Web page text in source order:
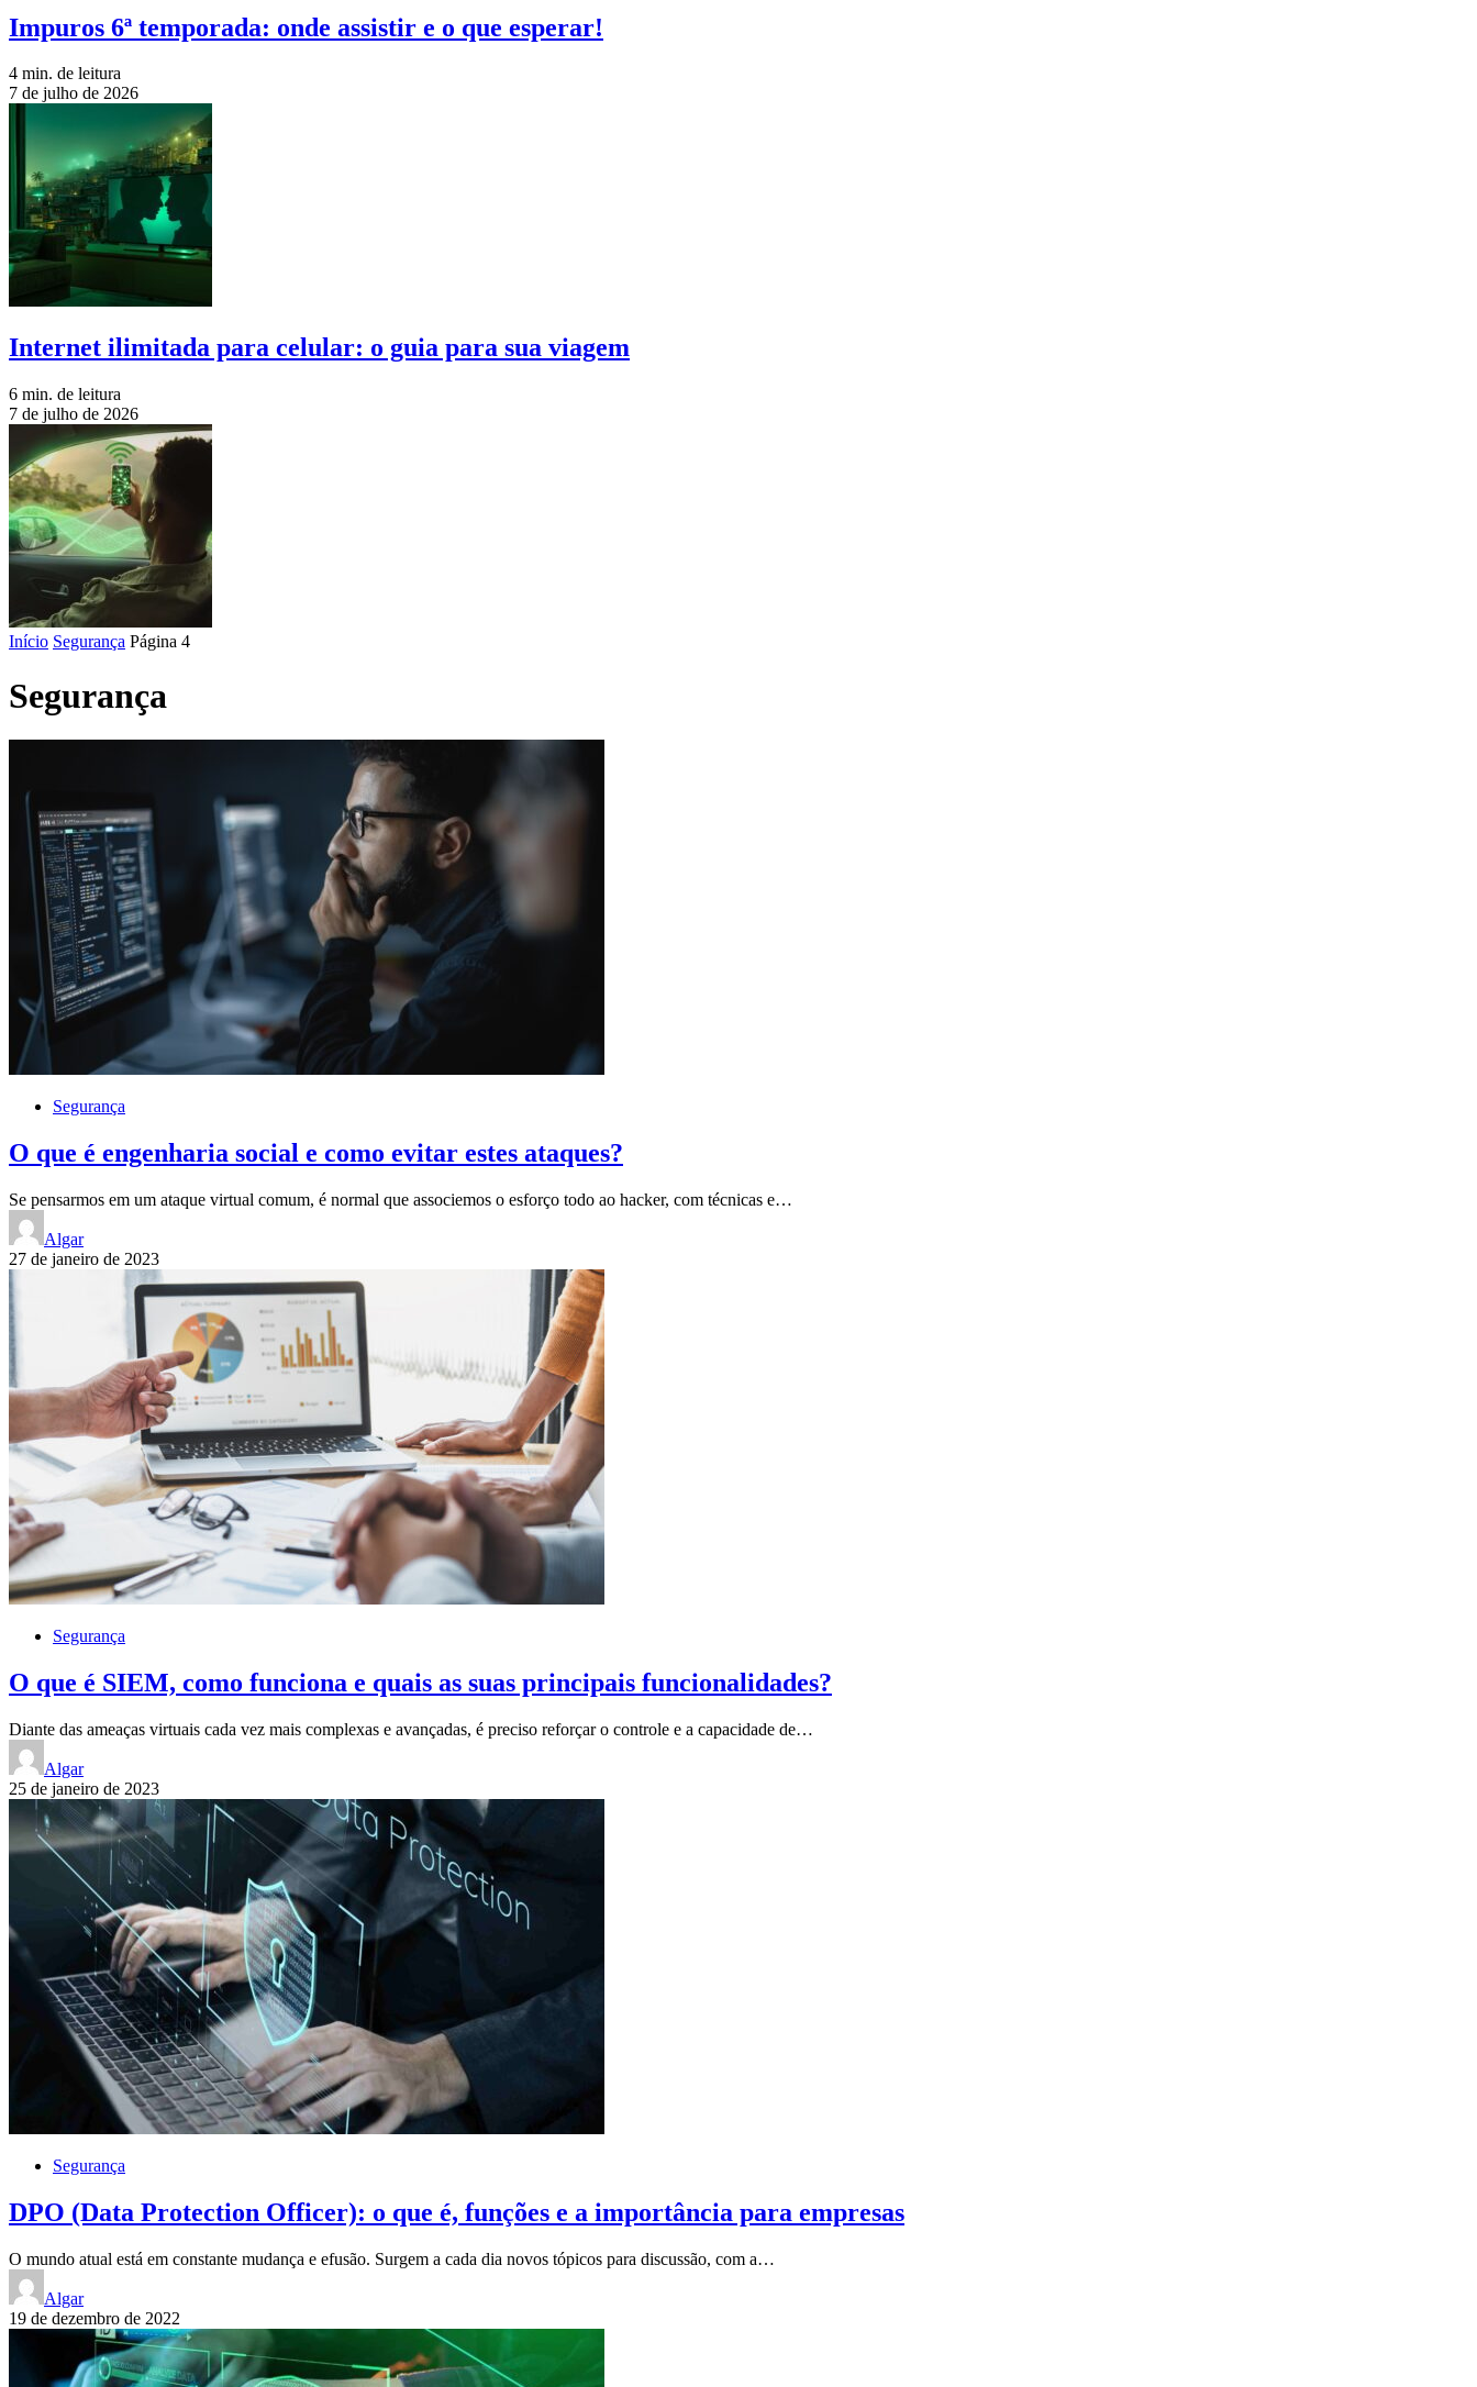
Impuros 6ª temporada: onde assistir e o que esperar!
4 min. de leitura
7 de julho de 2026
Internet ilimitada para celular: o guia para sua viagem
6 min. de leitura
7 de julho de 2026
Início Segurança Página 4
Segurança
Segurança
O que é engenharia social e como evitar estes ataques?
Se pensarmos em um ataque virtual comum, é normal que associemos o esforço todo ao hacker, com técnicas e…
Algar
27 de janeiro de 2023
Segurança
O que é SIEM, como funciona e quais as suas principais funcionalidades?
Diante das ameaças virtuais cada vez mais complexas e avançadas, é preciso reforçar o controle e a capacidade de…
Algar
25 de janeiro de 2023
Segurança
DPO (Data Protection Officer): o que é, funções e a importância para empresas
O mundo atual está em constante mudança e efusão. Surgem a cada dia novos tópicos para discussão, com a…
Algar
19 de dezembro de 2022